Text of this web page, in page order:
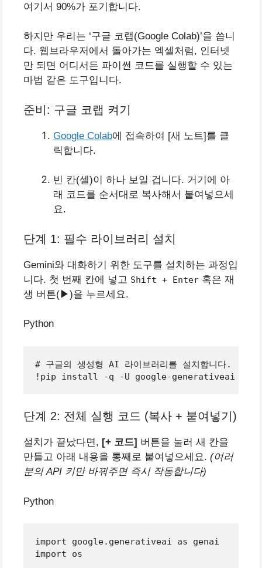
여기서 90%가 포기합니다.
하지만 우리는 ‘구글 코랩(Google Colab)’을 씁니
다. 웹브라우저에서 돌아가는 엑셀처럼, 인터넷
만 되면 어디서든 파이썬 코드를 실행할 수 있는
마법 같은 도구입니다.
준비: 구글 코랩 켜기
Google Colab에 접속하여 [새 노트]를 클
릭합니다.
빈 칸(셀)이 하나 보일 겁니다. 거기에 아
래 코드를 순서대로 복사해서 붙여넣으세
요.
단계 1: 필수 라이브러리 설치
Gemini와 대화하기 위한 도구를 설치하는 과정입
니다. 첫 번째 칸에 넣고 Shift + Enter 혹은 재
생 버튼(▶)을 누르세요.
Python
# 구글의 생성형 AI 라이브러리를 설치합니다. (약
단계 2: 전체 실행 코드 (복사 + 붙여넣기)
설치가 끝났다면, [+ 코드] 버튼을 눌러 새 칸을
만들고 아래 내용을 통째로 붙여넣으세요. (여러
분의 API 키만 바꿔주면 즉시 작동합니다)
Python
import google.generativeai as
import os